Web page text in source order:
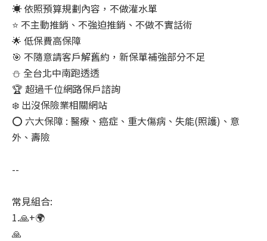
☀️ 依照預算規劃內容，不做灌水單
⭐ 不主動推銷、不強迫推銷、不做不實話術
🌟 低保費高保障
🎯 不隨意請客戶解舊約，新保單補強部分不足
⛄ 全台北中南跑透透
🏆 超過千位網路保戶諮詢
❄️ 出沒保險業相關網站
⭕ 六大保障 : 醫療、癌症、重大傷病、失能(照護)、意
外、壽險
--
常見組合:
1.🙏+🌍
🙏